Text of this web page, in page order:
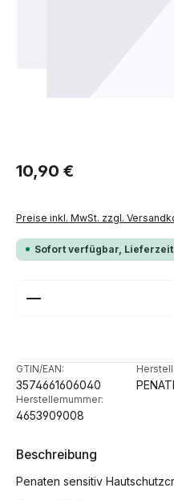
Regulärer Preis:
10,90 €
Preise inkl. MwSt. zzgl.
Sofort verfügbar,
Produkt Anzahl: Gib
GTIN/EAN:
3574661606040
Herstellernummer:
4653909008
Beschreibung
Penaten sensitiv